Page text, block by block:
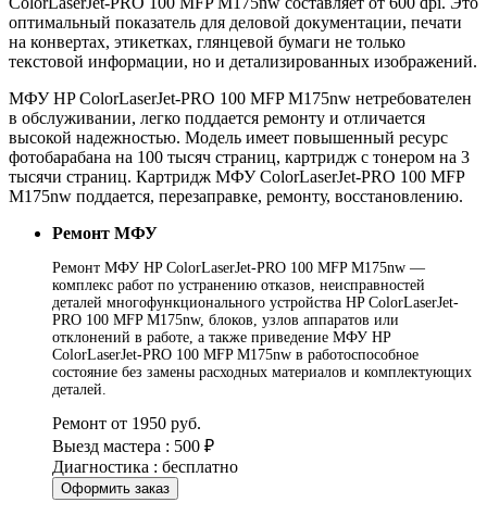
оптимальный показатель для деловой документации, печати
на конвертах, этикетках, глянцевой бумаги не только
текстовой информации, но и детализированных изображений.
МФУ HP ColorLaserJet-PRO 100 MFP M175nw нетребователен
в обслуживании, легко поддается ремонту и отличается
высокой надежностью. Модель имеет повышенный ресурс
фотобарабана на 100 тысяч страниц, картридж с тонером на 3
тысячи страниц. Картридж МФУ ColorLaserJet-PRO 100 MFP
M175nw поддается, перезаправке, ремонту, восстановлению.
Ремонт МФУ
Ремонт МФУ HP ColorLaserJet-PRO 100 MFP M175nw —
комплекс работ по устранению отказов, неисправностей
деталей многофункционального устройства HP ColorLaserJet-
PRO 100 MFP M175nw, блоков, узлов аппаратов или
отклонений в работе, а также приведение МФУ HP
ColorLaserJet-PRO 100 MFP M175nw в работоспособное
состояние без замены расходных материалов и комплектующих
деталей.
Ремонт от 1950 руб.
Выезд мастера : 500 ₽
Диагностика : бесплатно
Оформить заказ